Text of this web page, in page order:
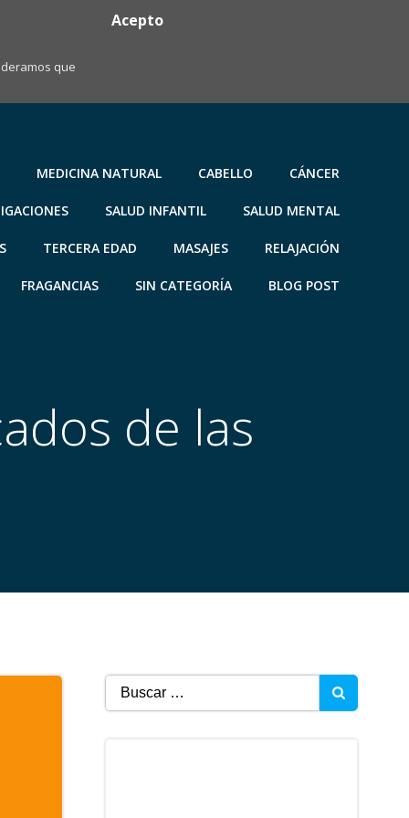
que
Acepto
MEDICINA NATURAL CABELLO CÁNCER
SALUD INFANTIL SALUD MENTAL
TERCERA EDAD MASAJES RELAJACIÓN
FRAGANCIAS SIN CATEGORÍA BLOG POST
de las
Buscar: